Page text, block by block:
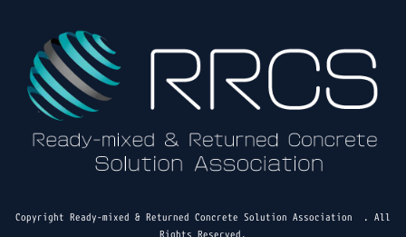
Copyright Ready-mixed & Returned Concrete Solution Association
. All